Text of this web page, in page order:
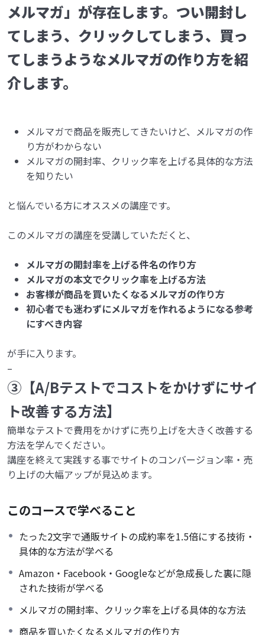
メルマガ」が存在します。 つい開封し
てしまう、クリックしてしまう、買っ
てしまうようなメルマガの作り方を紹
介します。
メルマガで商品を販売してきたいけど、メルマガの作
り方がわからない
メルマガの開封率、クリック率を上げる具体的な方法
を知りたい
と悩んでいる方にオススメの講座です。
このメルマガの講座を受講していただくと、
メルマガの開封率を上げる件名の作り方
メルマガの本文でクリック率を上げる方法
お客様が商品を買いたくなるメルマガの作り方
初心者でも迷わずにメルマガを作れるようになる参考
にすべき内容
が手に入ります。
–
③【A/Bテストでコストをかけずにサイ
ト改善する方法】
簡単なテストで費用をかけずに売り上げを大きく改善する
方法を学んでください。
講座を終えて実践する事でサイトのコンバージョン率・売
り上げの大幅アップが見込めます。
このコースで学べること
たった2文字で通販サイトの成約率を1.5倍にする技術・
具体的な方法が学べる
Amazon・Facebook・Googleなどが急成長した裏に隠
された技術が学べる
メルマガの開封率、クリック率を上げる具体的な方法
商品を買いたくなるメルマガの作り方